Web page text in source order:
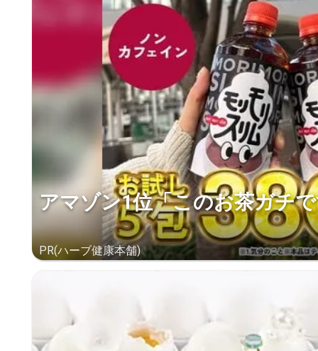
アマゾン1位「このお茶ガチ
PR(ハーブ健康本舗)